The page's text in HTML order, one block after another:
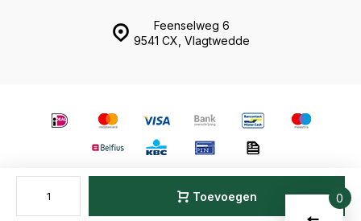
Toevoegen
Feenselweg 6
9541 CX, Vlagtwedde
0
Vergelijk